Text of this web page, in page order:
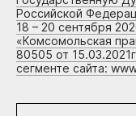
Российской
18 – 20 сентября
«Комсомольская
80505 от
сегменте сайта: